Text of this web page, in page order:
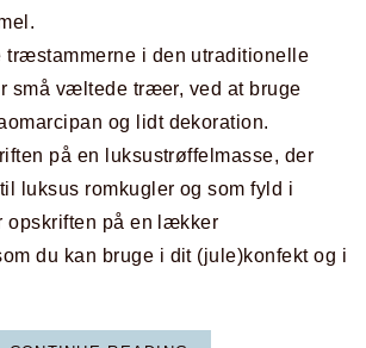
træstammerne i den utraditionelle
små væltede træer, ved at bruge
og lidt dekoration.
på en luksustrøffelmasse, der
luksus romkugler og som fyld i
opskriften på en lækker
du kan bruge i dit (jule)konfekt og i